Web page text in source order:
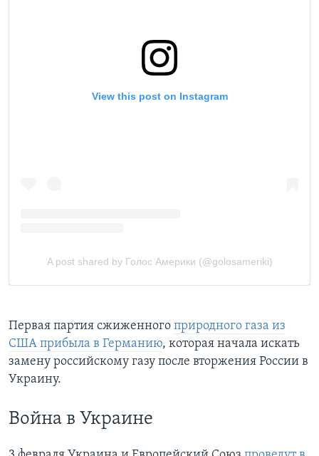
Первая партия сжиженного природного газа из
США прибыла в Германию, которая начала искать
замену российскому газу после вторжения России в
Украину.
Война в Украине